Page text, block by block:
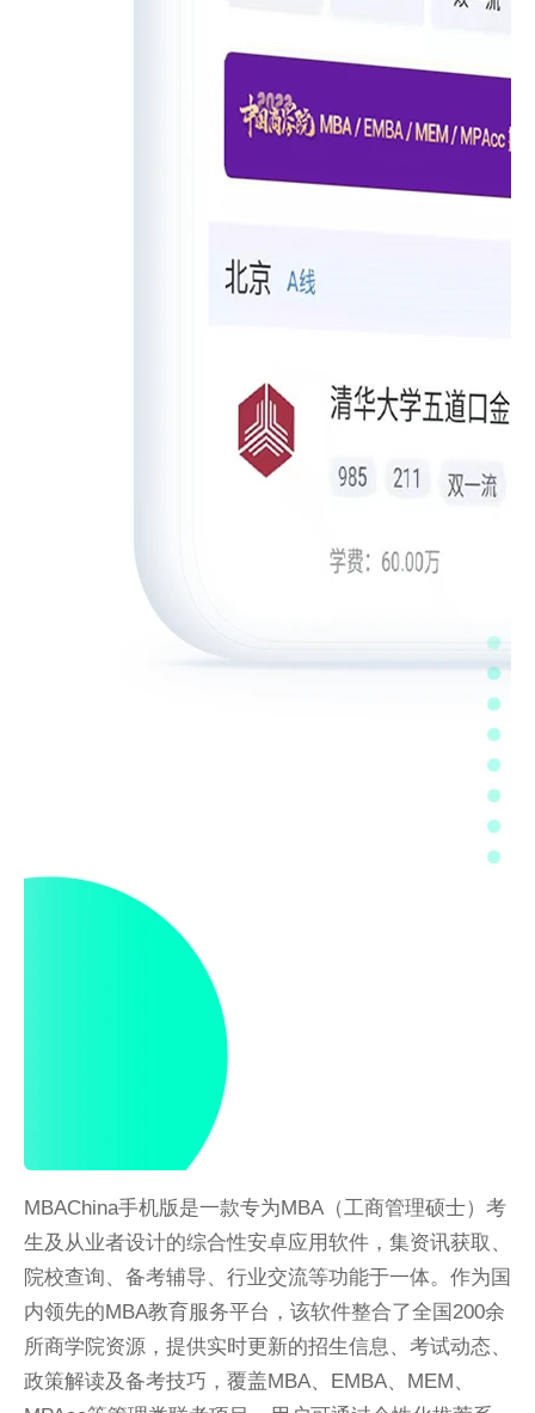
MBAChina手机版是一款专为MBA（工商管理硕士）考
生及从业者设计的综合性安卓应用软件，集资讯获取、
院校查询、备考辅导、行业交流等功能于一体。作为国
内领先的MBA教育服务平台，该软件整合了全国200余
所商学院资源，提供实时更新的招生信息、考试动态、
政策解读及备考技巧，覆盖MBA、EMBA、MEM、